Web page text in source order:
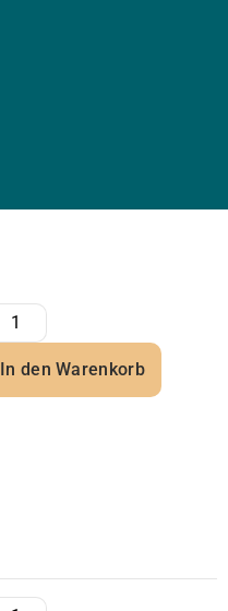
In den Warenkorb